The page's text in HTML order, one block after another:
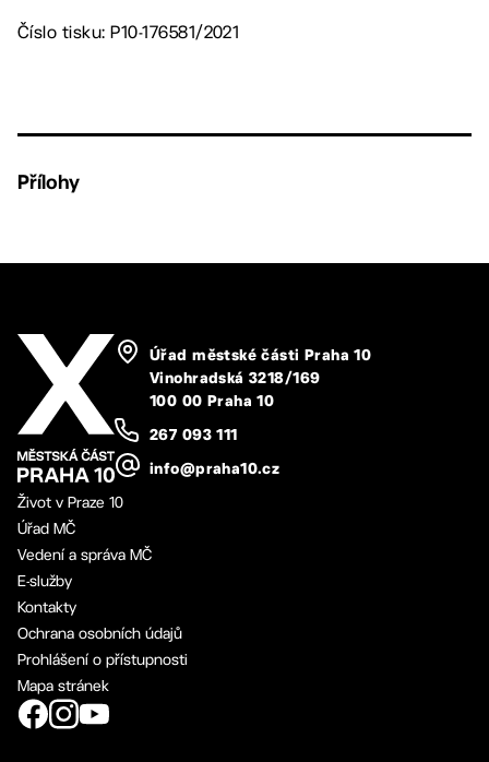
Číslo tisku: P10-176581/2021
Přílohy
Úřad městské části Praha 10
Vinohradská 3218/169
100 00 Praha 10
267 093 111
info@praha10.cz
Život v Praze 10
Úřad MČ
Vedení a správa MČ
E-služby
Kontakty
Ochrana osobních údajů
Prohlášení o přístupnosti
Mapa stránek